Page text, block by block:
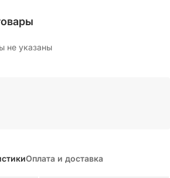
не указаны
Оплата и доставка